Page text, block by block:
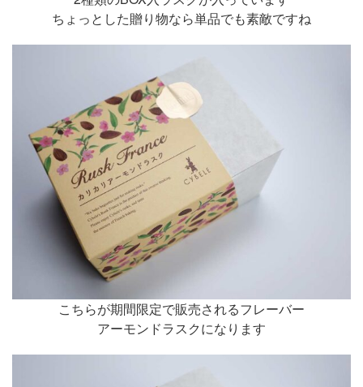
ちょっとした贈り物なら単品でも素敵ですね
こちらが期間限定で販売されるフレーバー
アーモンドラスクになります